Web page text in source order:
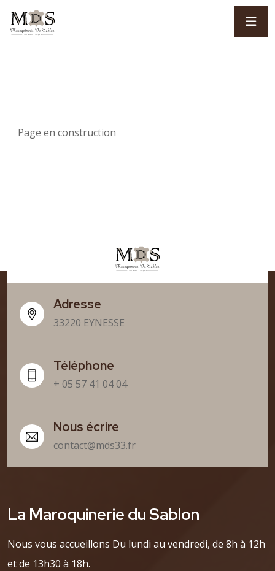
Page en construction
Adresse
33220 EYNESSE
Téléphone
+ 05 57 41 04 04
Nous écrire
contact@mds33.fr
La Maroquinerie du Sablon
Nous vous accueillons Du lundi au vendredi, de 8h à 12h
et de 13h30 à 18h.